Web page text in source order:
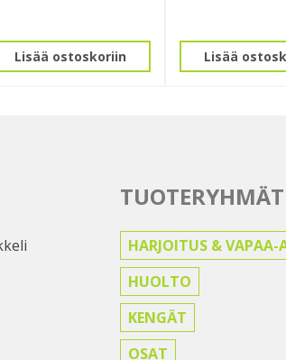
Lisää ostoskoriin
59,90 €.
Lisää
TUOTERYHMÄT
HARJOITUS & VAPAA-
HUOLTO
KENGÄT
OSAT